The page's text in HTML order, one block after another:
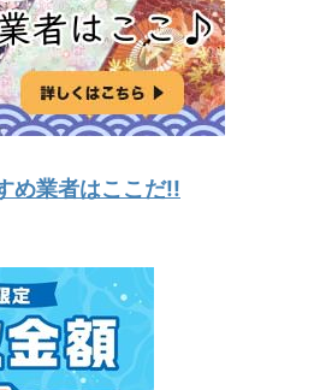
め業者はここだ!!